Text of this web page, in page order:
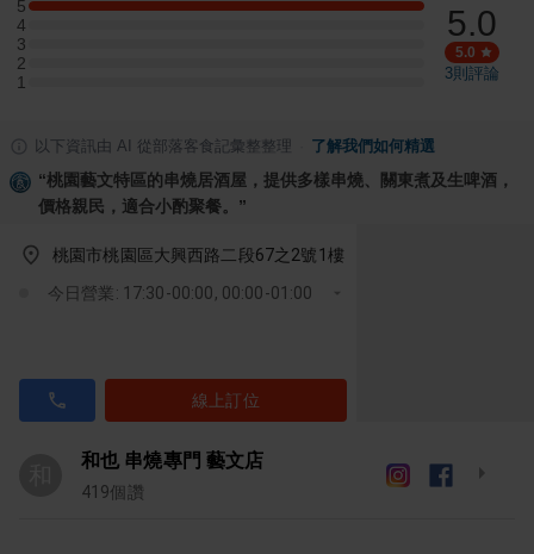
5
5 星：1 則評論
4
4 星：0 則評論
3
3 星：0 則評論
2
2 星：0 則評論
1
1 星：0 則評論
5.0
5.0
3則評論
以下資訊由 AI 從部落客食記彙整整理 了解我們如何精選
“桃園藝文特區的串燒居酒屋，提供多樣串燒、關東煮及生啤酒，
價格親民，適合小酌聚餐。 ”
桃園市桃園區大興西路二段67之2號1樓
今日營業: 17:30-00:00, 00:00-01:00
線上訂位
和也 串燒專門 藝文店
419個讚